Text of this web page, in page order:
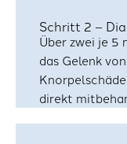
Schritt 2 –
Über zwei je
das Gelenk
direkt